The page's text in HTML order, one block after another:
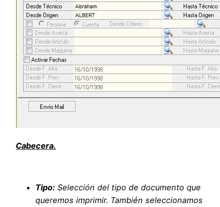
Cabecera.
Tipo: Selección del tipo de documento que
queremos imprimir. También seleccionamos